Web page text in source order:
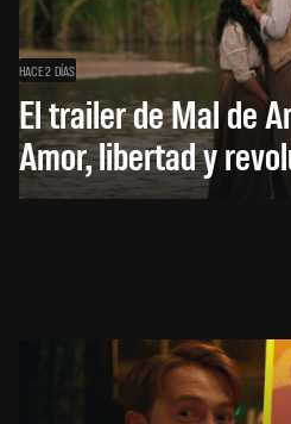
HACE 2 DÍAS
El trailer de Mal de
Amor, libertad y